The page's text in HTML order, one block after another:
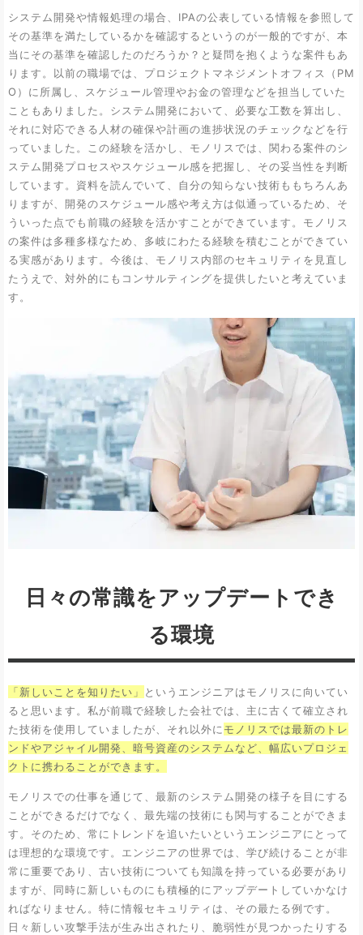
システム開発や情報処理の場合、IPAの公表している情報を参照して
その基準を満たしているかを確認するというのが一般的ですが、本
当にその基準を確認したのだろうか？と疑問を抱くような案件もあ
ります。以前の職場では、プロジェクトマネジメントオフィス（PM
O）に所属し、スケジュール管理やお金の管理などを担当していた
こともありました。システム開発において、必要な工数を算出し、
それに対応できる人材の確保や計画の進捗状況のチェックなどを行
っていました。この経験を活かし、モノリスでは、関わる案件のシ
ステム開発プロセスやスケジュール感を把握し、その妥当性を判断
しています。資料を読んでいて、自分の知らない技術ももちろんあ
りますが、開発のスケジュール感や考え方は似通っているため、そ
ういった点でも前職の経験を活かすことができています。モノリス
の案件は多種多様なため、多岐にわたる経験を積むことができてい
る実感があります。今後は、モノリス内部のセキュリティを見直し
たうえで、対外的にもコンサルティングを提供したいと考えていま
す。
日々の常識をアップデートでき
る環境
「新しいことを知りたい」
というエンジニアはモノリスに向いてい
ると思います。私が前職で経験した会社では、主に古くて確立され
た技術を使用していましたが、それ以外に モノリスでは最新のトレ
ンドやアジャイル開発、暗号資産のシステムなど、幅広いプロジェ
クトに携わることができます。
モノリスでの仕事を通じて、最新のシステム開発の様子を目にする
ことができるだけでなく、最先端の技術にも関与することができま
す。そのため、常にトレンドを追いたいというエンジニアにとって
は理想的な環境です。エンジニアの世界では、学び続けることが非
常に重要であり、古い技術についても知識を持っている必要があり
ますが、同時に新しいものにも積極的にアップデートしていかなけ
ればなりません。特に情報セキュリティは、その最たる例です。
日々新しい攻撃手法が生み出されたり、脆弱性が見つかったりする